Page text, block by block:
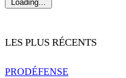
Loading...
LES PLUS RÉCENTS
PRODÉFENSE